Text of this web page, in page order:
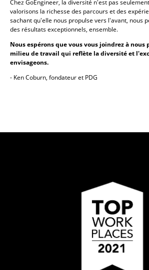
Chez GoEngineer, la diversité n'est pas
valorisons la richesse des parcours et des
sachant qu'elle nous propulse vers l'avant, nous
des résultats exceptionnels, ensemble.
Nous espérons que vous vous joindrez à nous
milieu de travail qui reflète la diversité et
envisageons.
- Ken Coburn, fondateur et PDG